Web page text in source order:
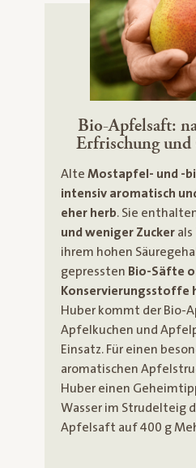
Bio-Apfelsaft:
Erfrischung
Alte Mostapfel- und -
intensiv aromatisch
eher herb. Sie
und weniger Zuckerals
ihrem hohen
gepressten Bio-Säfte
Konservierungsstoffe
Huber kommt der Bio-
Apfelkuchen und
Einsatz. Für einen
aromatischen
Huber einen
Wasser im Strudelteig
Apfelsaft auf 400 g